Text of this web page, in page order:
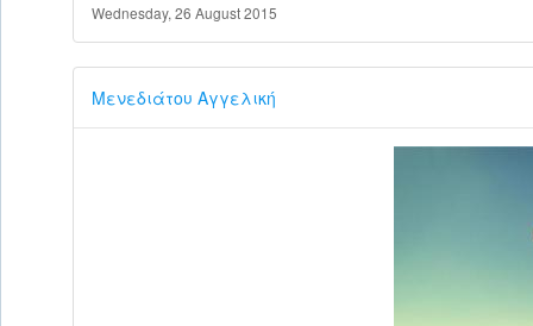
Wednesday, 26 August 2015
Μενεδιάτου Αγγελική